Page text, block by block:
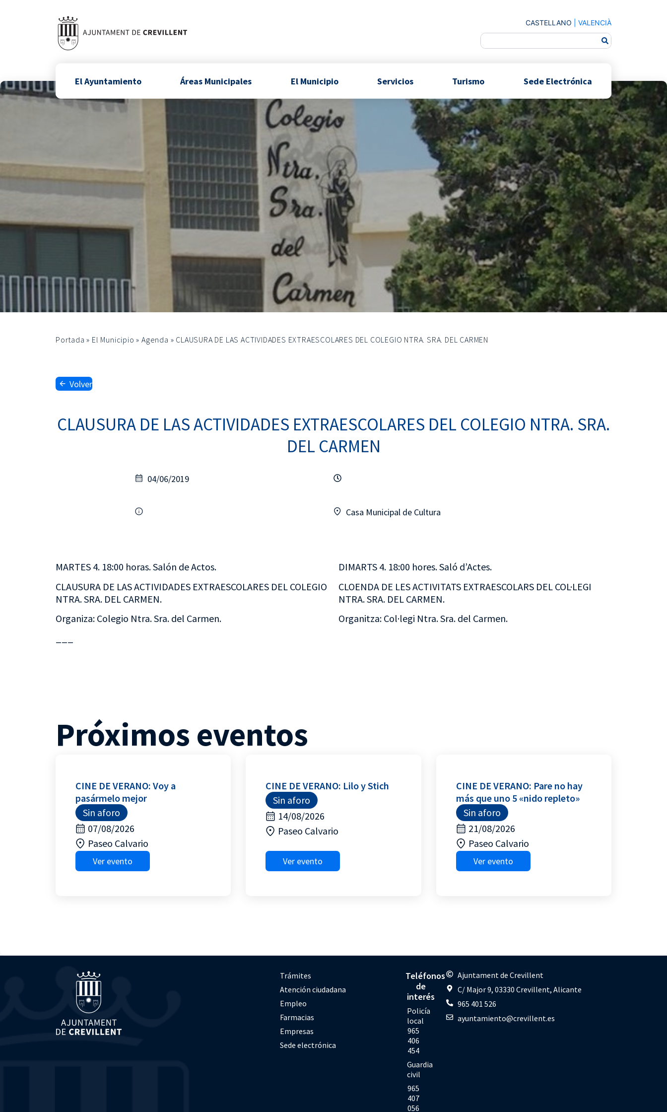
CASTELLANO VALENCIÀ
El Ayuntamiento Áreas Municipales El Municipio Servicios Turismo Sede Electrónica
Portada » El Municipio »Agenda » CLAUSURA DE LAS ACTIVIDADES EXTRAESCOLARES DEL COLEGIO NTRA. SRA. DEL CARMEN
Volver
CLAUSURA DE LAS ACTIVIDADES EXTRAESCOLARES DEL COLEGIO NTRA. SRA.
DEL CARMEN
04/06/2019
Casa Municipal de Cultura
MARTES 4. 18:00 horas. Salón de Actos.
CLAUSURA DE LAS ACTIVIDADES EXTRAESCOLARES DEL COLEGIO
NTRA. SRA. DEL CARMEN.
Organiza: Colegio Ntra. Sra. del Carmen.
DIMARTS 4. 18:00 hores. Saló d’Actes.
CLOENDA DE LES ACTIVITATS EXTRAESCOLARS DEL COL·LEGI
NTRA. SRA. DEL CARMEN.
Organitza: Col·legi Ntra. Sra. del Carmen.
Próximos eventos
CINE DE VERANO: Voy a
pasármelo mejor
Sin aforo
07/08/2026
Paseo Calvario
Ver evento
CINE DE VERANO: Lilo y Stich
Sin aforo
14/08/2026
Paseo Calvario
Ver evento
CINE DE VERANO: Pare no hay
más que uno 5 «nido repleto»
Sin aforo
21/08/2026
Paseo Calvario
Ver evento
Trámites
Atención ciudadana
Empleo
Farmacias
Empresas
Sede electrónica
Teléfonos
de
interés
Policía
local
965
406
454
Guardia
civil
965
407
056
Ajuntament de Crevillent
C/ Major 9, 03330 Crevillent, Alicante
965 401 526
ayuntamiento@crevillent.es